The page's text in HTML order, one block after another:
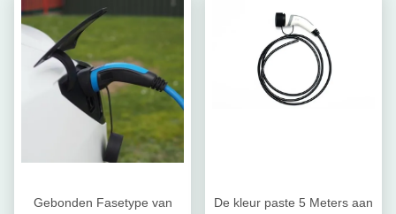
Gebonden Fasetype van
De kleur paste 5 Meters aan